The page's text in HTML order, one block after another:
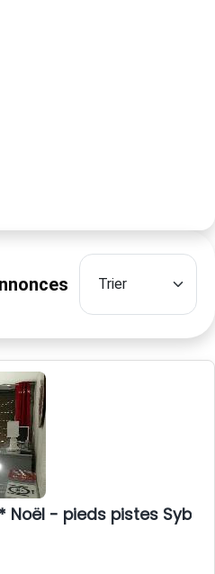
Noël - pieds pistes